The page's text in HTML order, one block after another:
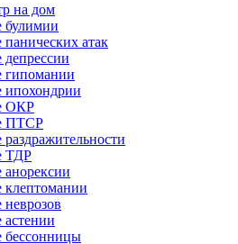
на дом
булимии
панических атак
депрессии
гипомании
ипохондрии
ОКР
ПТСР
ТДР
анорексии
клептомании
астении
бессонницы